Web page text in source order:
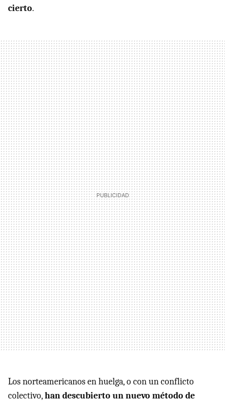
cierto.
Los norteamericanos en huelga, o con un conflicto
colectivo,han descubierto un nuevo método de